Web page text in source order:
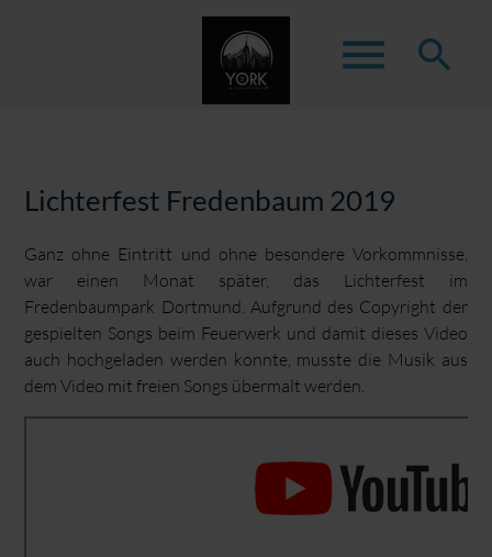
menu search
Lichterfest Fredenbaum 2019
Ganz ohne Eintritt und ohne besondere Vorkommnisse,
war einen Monat später, das Lichterfest im
Fredenbaumpark Dortmund. Aufgrund des Copyright der
gespielten Songs beim Feuerwerk und damit dieses Video
auch hochgeladen werden konnte, musste die Musik aus
dem Video mit freien Songs übermalt werden.